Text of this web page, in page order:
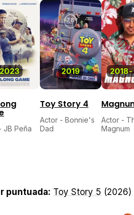
5,8
JB Peña
2019
7,8
Toy Story 4
Actor - Bonnie's
Dad
2018-
Actor -
Magnum
puntuada: Toy Story 5 (2026)